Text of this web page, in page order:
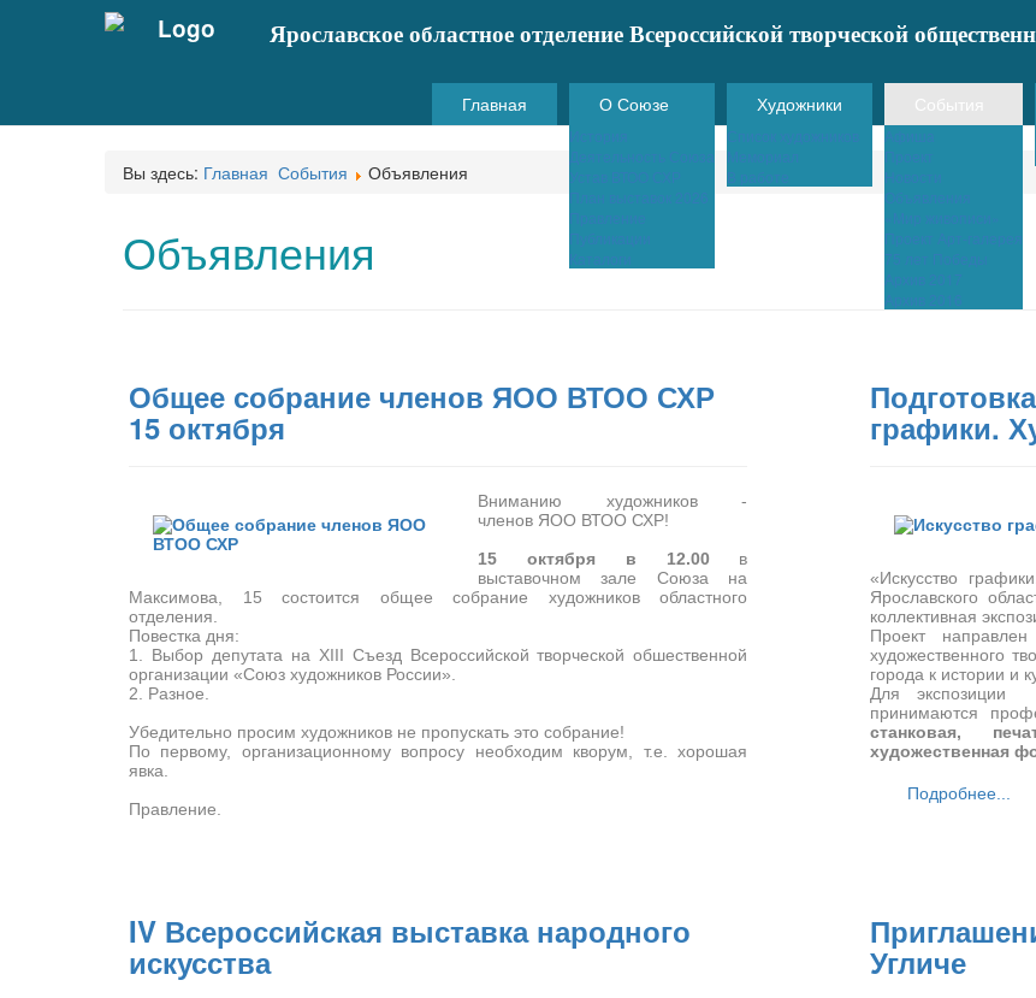
Ярославское областное отделение Всероссийской творческой
Главная О Союзе Художники События
Вы здесь: Главная События Объявления
Объявления
Общее собрание членов ЯОО ВТОО СХР
15 октября
Вниманию художников -
членов ЯОО ВТОО СХР!
15 октября в 12.00в
выставочном зале Союза на
Максимова, 15 состоится общее собрание художников областного
отделения.
Повестка дня:
1. Выбор депутата на XIII Съезд Всероссийской творческой обшественной
организации «Союз художников России».
2. Разное.
Убедительно просим художников не пропускать это собрание!
По первому, организационному вопросу необходим кворум, т.е. хорошая
явка.
Правление.
графики.
«Искусство
Ярославского
коллективная
Проект
художественного
города к истории и
Для экспозиции
принимаются
станковая,
художественная
Подробнее...
IV Всероссийская выставка народного
искусства Угличе